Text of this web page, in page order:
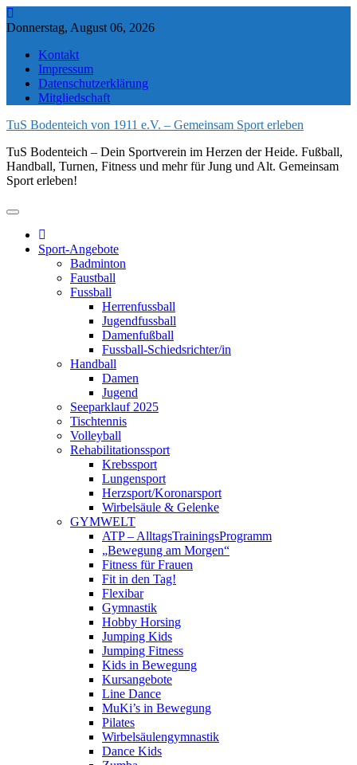
Skip
to
Donnerstag, August 06, 2026
Kontakt
Impressum
Datenschutzerklärung
Mitgliedschaft
TuS Bodenteich von 1911 e.V. – Gemeinsam Sport erleben
TuS Bodenteich – Dein Sportverein im Herzen der Heide. Fußball,
Handball, Turnen, Fitness und mehr für Jung und Alt. Gemeinsam
Sport erleben!
Sport-Angebote
Badminton
Faustball
Fussball
Herrenfussball
Jugendfussball
Damenfußball
Fussball-Schiedsrichter/in
Handball
Damen
Jugend
Seeparklauf 2025
Tischtennis
Volleyball
Rehabilitationssport
Krebssport
Lungensport
Herzsport/Koronarsport
Wirbelsäule & Gelenke
GYMWELT
ATP – AlltagsTrainingsProgramm
„Bewegung am Morgen“
Fitness für Frauen
Fit in den Tag!
Flexibar
Gymnastik
Hobby Horsing
Jumping Kids
Jumping Fitness
Kids in Bewegung
Kursangebote
Line Dance
MuKi’s in Bewegung
Pilates
Wirbelsäulengymnastik
Dance Kids